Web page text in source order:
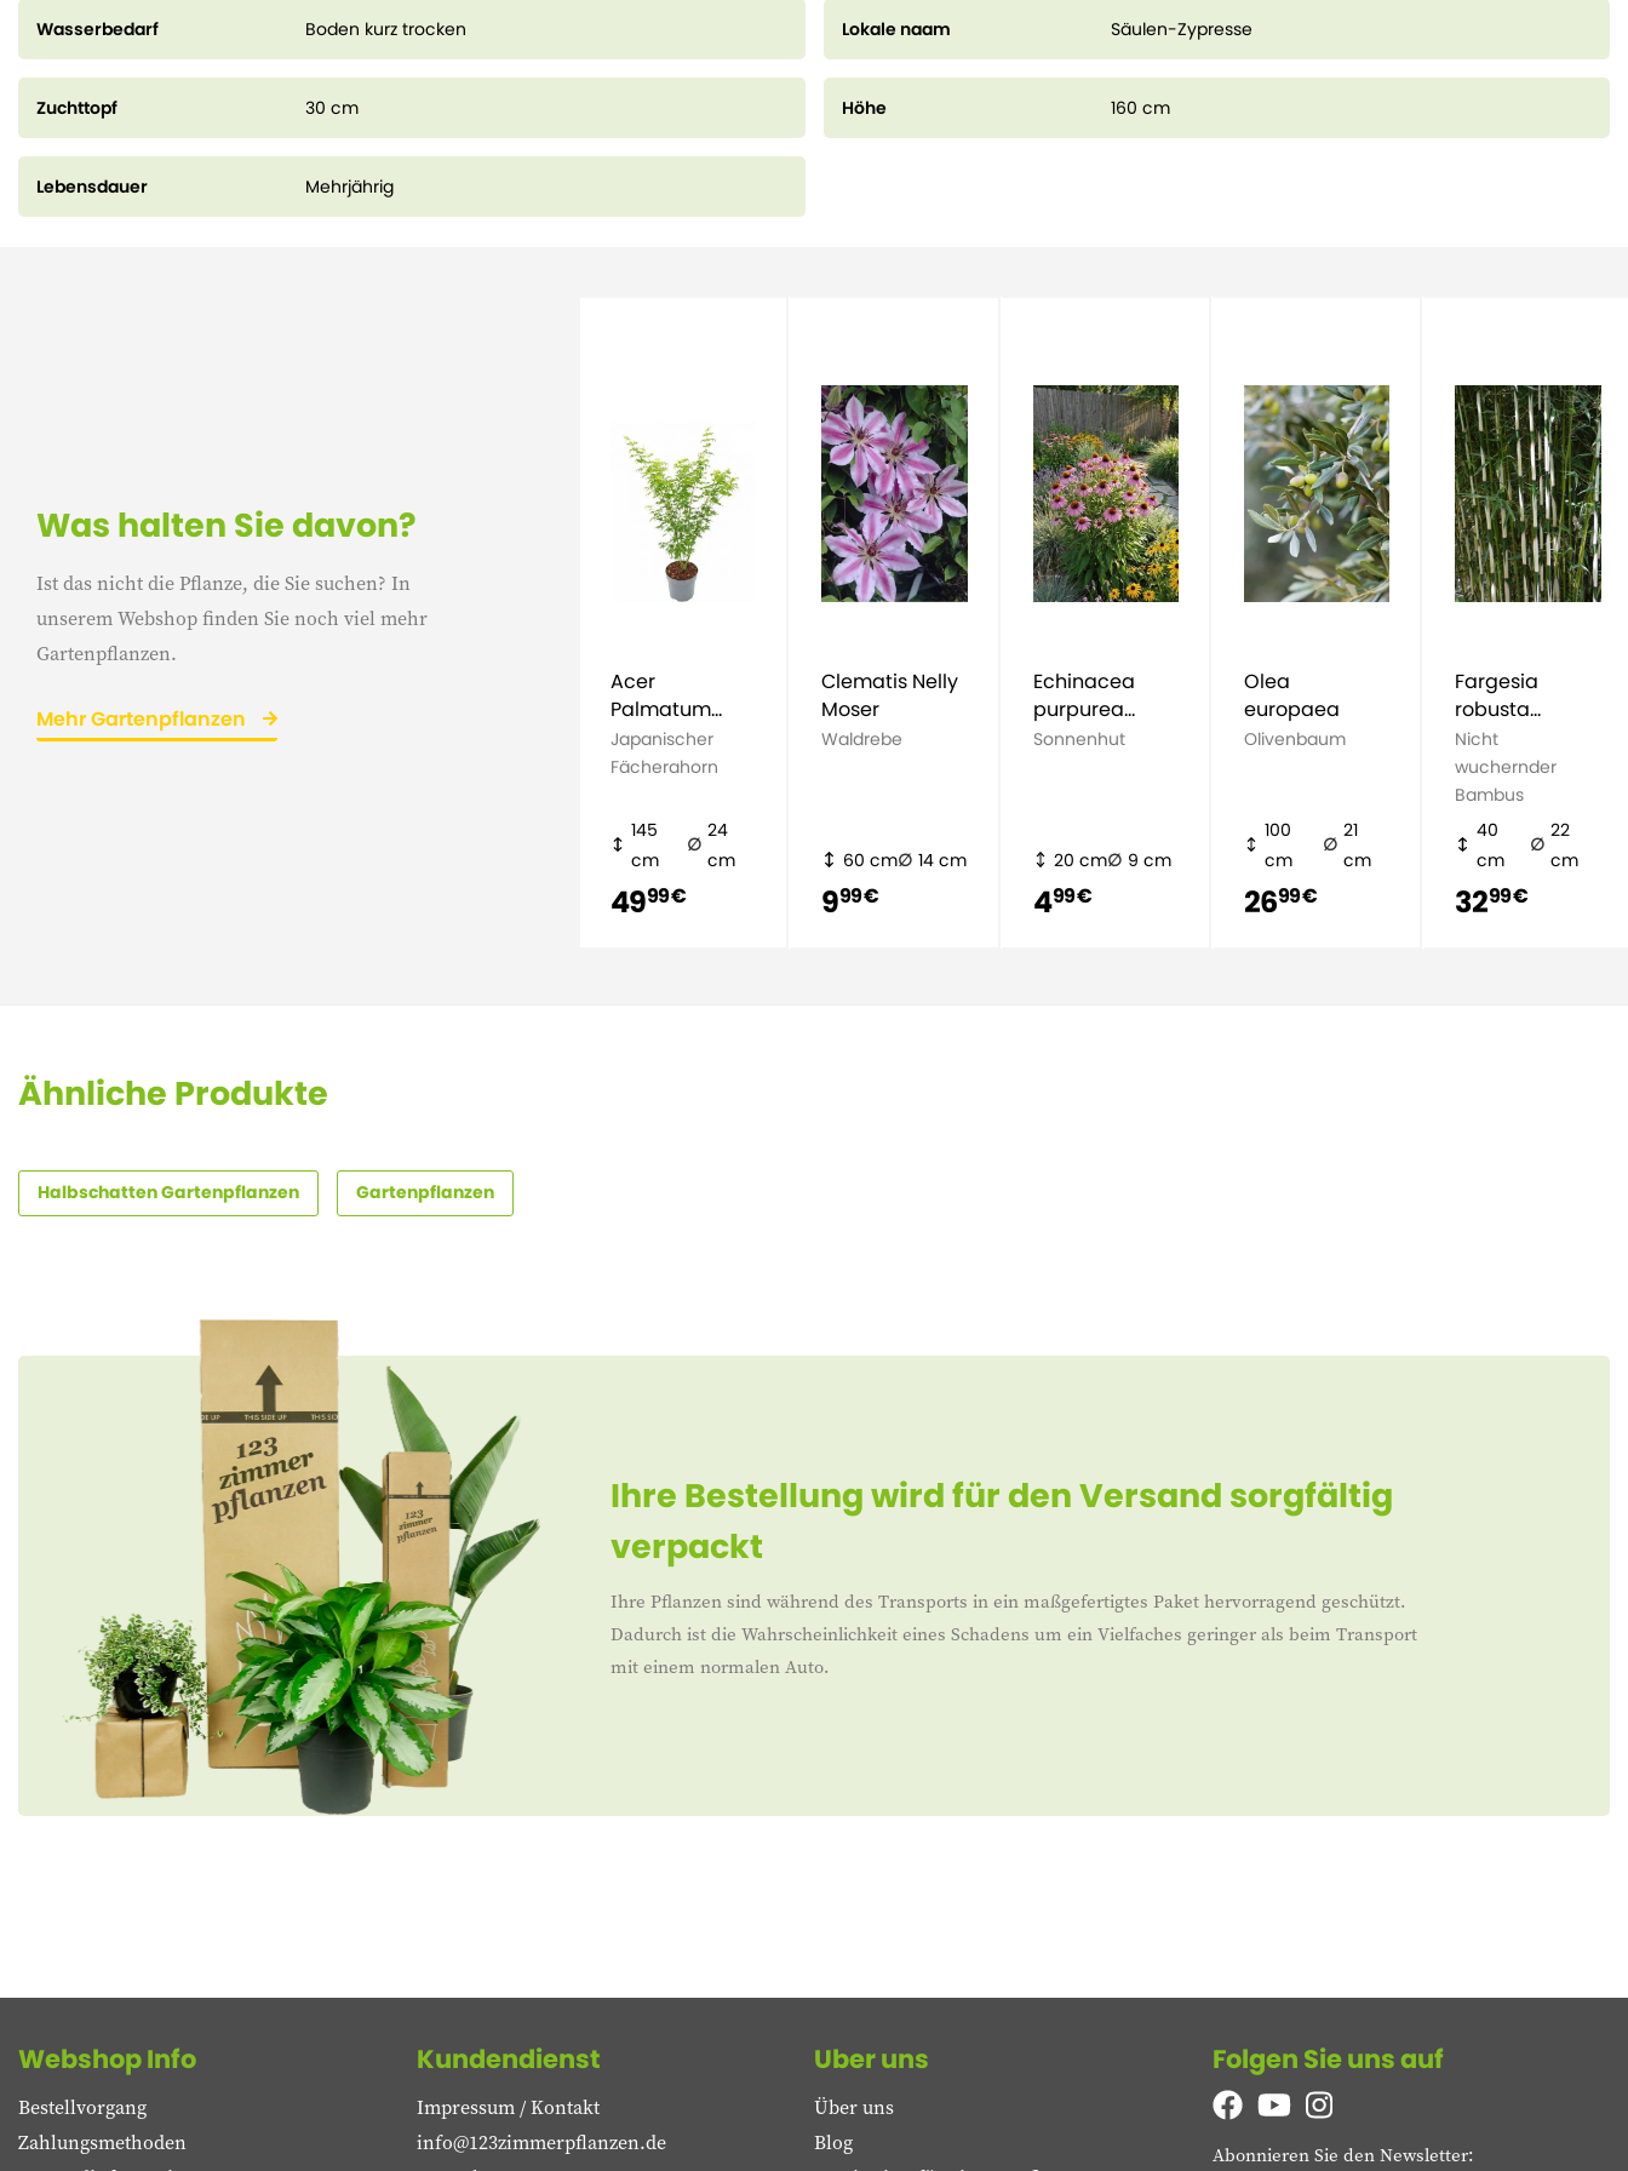
kühleren Klimazonen 'aufwachsen', sind oft völlig winterhart. Unsere Zypressen sind fast vollständig
winterhart und sollten den Winter ohne Probleme überstehen.
gibt sogar ein persisches Exemplar im Iran, das über 4.000 Jahre alt ist! Außerdem ist das Holz
Die ursprünglich aus Italien, Tunesien, Griechenland, der Türkei, Zypern und der Cyrenaika
(Ostlibyen) stammende Italienische Zypresse wird heute im gesamten Mittelmeerraum und in der
Schwarzmeerregion sowie von Syrien bis zum Iran angebaut und ist dort eingebürgert.
Wasserbedarf Boden kurz trocken Lokale naam Säulen-Zypresse
Zuchttopf 30 cm Höhe 160 cm
Lebensdauer Mehrjährig
Was halten Sie davon?
Ist das nicht die Pflanze, die Sie suchen? In
unserem Webshop finden Sie noch viel mehr
Gartenpflanzen.
Mehr Gartenpflanzen
Acer
Palmatum
Going Green
Japanischer
Fächerahorn
145
cm
24
cm
4999 €
Clematis Nelly
Moser
Waldrebe
60 cm 14 cm
999 €
Echinacea
purpurea
Magnus
Sonnenhut
20 cm 9 cm
499 €
Olea
europaea
Olivenbaum
100
cm
21
cm
2699 €
Fargesia
robusta
Campbell
Nicht
wuchernder
Bambus
40
cm
22
cm
3299 €
Ähnliche Produkte
Halbschatten Gartenpflanzen Gartenpflanzen
Ihre Bestellung wird für den Versand sorgfältig
verpackt
Ihre Pflanzen sind während des Transports in ein maßgefertigtes Paket hervorragend geschützt.
Dadurch ist die Wahrscheinlichkeit eines Schadens um ein Vielfaches geringer als beim Transport
mit einem normalen Auto.
Webshop Info
Bestellvorgang
Zahlungsmethoden
Kundendienst
Impressum / Kontakt
info@123zimmerpflanzen.de
Uber uns
Über uns
Blog
Folgen Sie uns auf
Abonnieren Sie den Newsletter: